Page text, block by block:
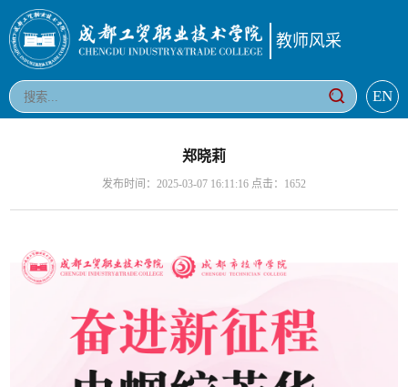
教师风采
EN
郑晓莉
发布时间：2025-03-07 16:11:16 点击： 1652